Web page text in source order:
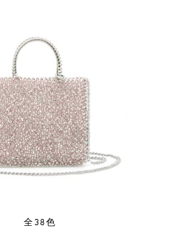
全38色